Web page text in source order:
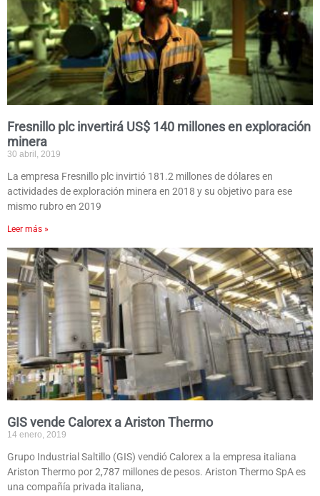
Fresnillo plc invertirá US$ 140 millones en exploración
minera
30 abril, 2019
La empresa Fresnillo plc invirtió 181.2 millones de dólares en
actividades de exploración minera en 2018 y su objetivo para ese
mismo rubro en 2019
Leer más »
GIS vende Calorex a Ariston Thermo
14 enero, 2019
Grupo Industrial Saltillo (GIS) vendió Calorex a la empresa italiana
Ariston Thermo por 2,787 millones de pesos. Ariston Thermo SpA es
una compañía privada italiana,